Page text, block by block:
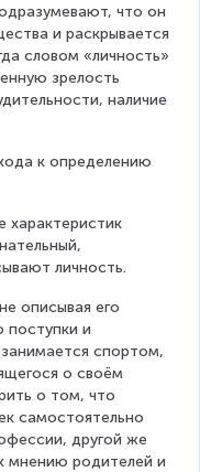
что он
и раскрывается
словом «личность»
зрелость
наличие
к определению
характеристик
личность.
описывая его
поступки и
занимается спортом,
о своём
о том, что
самостоятельно
другой же
мнению родителей и